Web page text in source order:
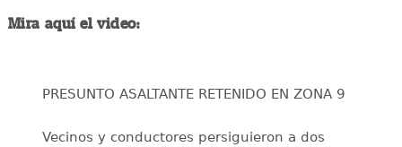
Mira aquí el video:
PRESUNTO ASALTANTE RETENIDO EN ZONA 9
Vecinos y conductores persiguieron a dos